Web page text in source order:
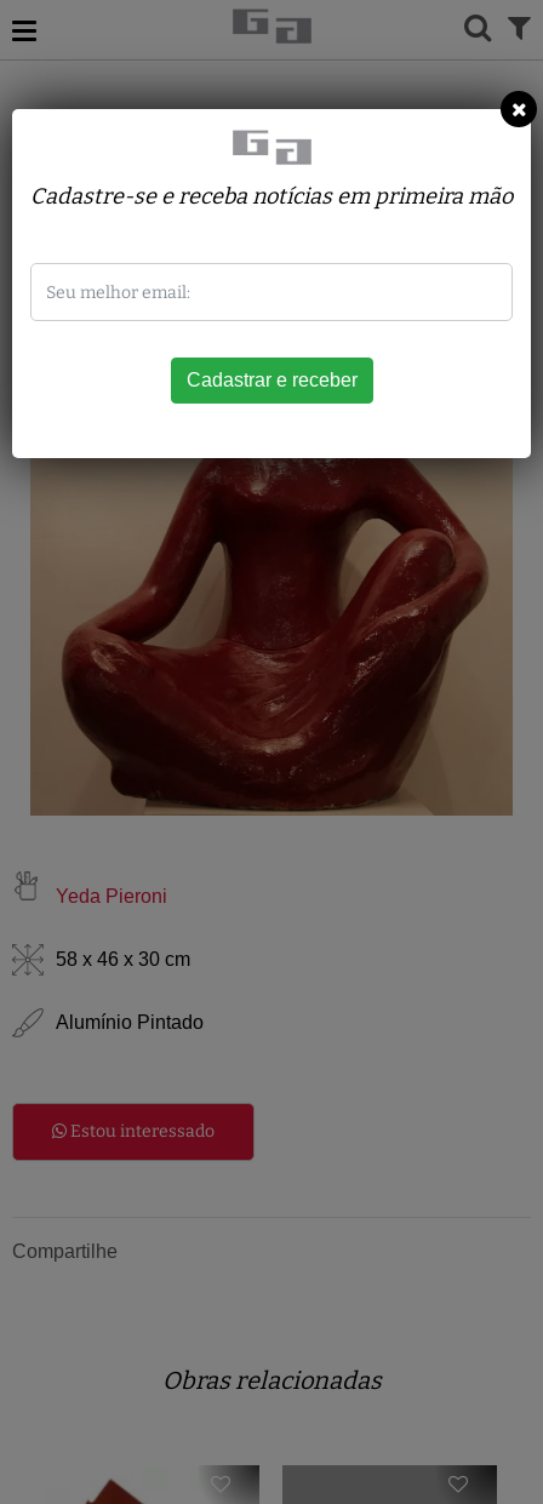
YEDA PIERONI
Luma
Yeda Pieroni
58 x 46 x 30 cm
Alumínio Pintado
Estou interessado
Compartilhe
Obras relacionadas
Cadastre-se e receba notícias em primeira mão